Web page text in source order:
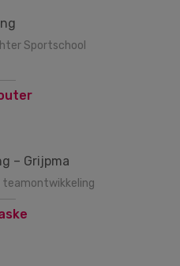
Sportschool
– Grijpma
teamontwikkeling